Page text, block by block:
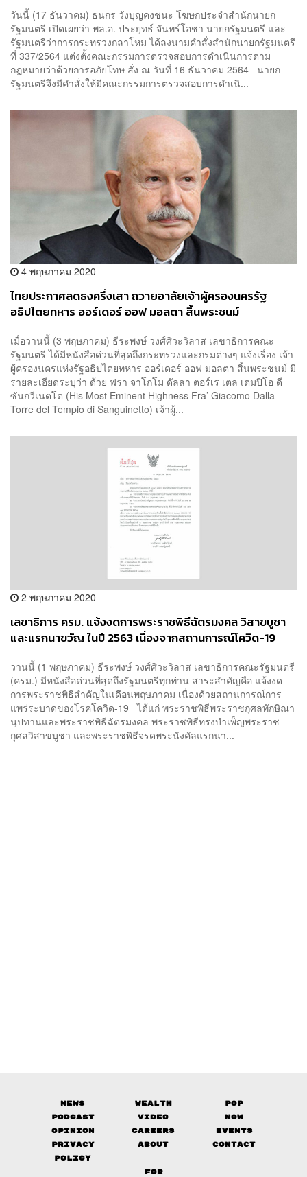
วันนี้ (17 ธันวาคม) ธนกร วังบุญคงชนะ โฆษกประจำสำนักนายก
รัฐมนตรี เปิดเผยว่า พล.อ. ประยุทธ์ จันทร์โอชา นายกรัฐมนตรี และ
รัฐมนตรีว่าการกระทรวงกลาโหม ได้ลงนามคำสั่งสำนักนายกรัฐมนตรี
ที่ 337/2564 แต่งตั้งคณะกรรมการตรวจสอบการดำเนินการตาม
กฎหมายว่าด้วยการอภัยโทษ สั่ง ณ วันที่ 16 ธันวาคม 2564 นายก
รัฐมนตรีจึงมีคำสั่งให้มีคณะกรรมการตรวจสอบการดำเนิ...
4 พฤษภาคม 2020
ไทยประกาศลดธงครึ่งเสา ถวายอาลัยเจ้าผู้ครองนครรัฐ
อธิปไตยทหาร ออร์เดอร์ ออฟ มอลตา สิ้นพระชนม์
เมื่อวานนี้ (3 พฤษภาคม) ธีระพงษ์ วงศ์ศิวะวิลาส เลขาธิการคณะ
รัฐมนตรี ได้มีหนังสือด่วนที่สุดถึงกระทรวงและกรมต่างๆ แจ้งเรื่อง เจ้า
ผู้ครองนครแห่งรัฐอธิปไตยทหาร ออร์เดอร์ ออฟ มอลตา สิ้นพระชนม์ มี
รายละเอียดระบุว่า ด้วย ฟรา จาโกโม ดัลลา ตอร์เร เตล เตมปิโอ ดี
ซันกวีเนตโต (His Most Eminent Highness Fra’ Giacomo Dalla
Torre del Tempio di Sanguinetto) เจ้าผู้...
2 พฤษภาคม 2020
เลขาธิการ ครม. แจ้งงดการพระราชพิธีฉัตรมงคล วิสาขบูชา
และแรกนาขวัญ ในปี 2563 เนื่องจากสถานการณ์โควิด-19
วานนี้ (1 พฤษภาคม) ธีระพงษ์ วงศ์ศิวะวิลาส เลขาธิการคณะรัฐมนตรี
(ครม.) มีหนังสือด่วนที่สุดถึงรัฐมนตรีทุกท่าน สาระสำคัญคือ แจ้งงด
การพระราชพิธีสำคัญในเดือนพฤษภาคม เนื่องด้วยสถานการณ์การ
แพร่ระบาดของโรคโควิด-19 ได้แก่ พระราชพิธีพระราชกุศลทักษิณา
นุปทานและพระราชพิธีฉัตรมงคล พระราชพิธีทรงบำเพ็ญพระราช
กุศลวิสาขบูชา และพระราชพิธีจรดพระนังคัลแรกนา...
News Wealth
Pop
Podcast
Video
Now
Opinion
Careers
Events
Privacy
Policy
About Contact
FOR